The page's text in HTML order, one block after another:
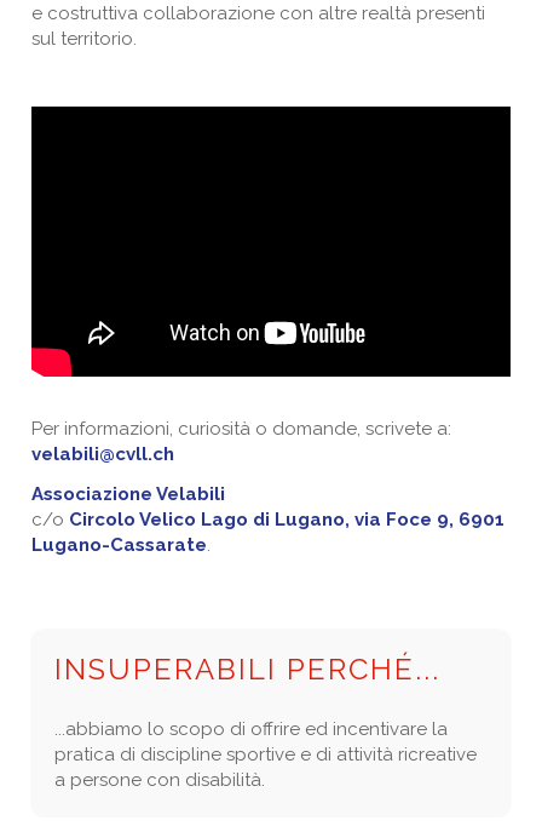
e costruttiva collaborazione con altre realtà presenti
sul territorio.
Per informazioni, curiosità o domande, scrivete a:
velabili@cvll.ch
Associazione Velabili
c/o Circolo Velico Lago di Lugano, via Foce 9, 6901
Lugano-Cassarate.
INSUPERABILI PERCHÉ...
...abbiamo lo scopo di offrire ed incentivare la
pratica di discipline sportive e di attività ricreative
a persone con disabilità.